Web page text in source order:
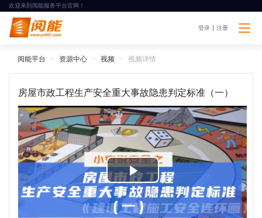
欢迎来到阅能服务平台官网！
登录 注册
阅能平台 资源中心 视频 视频详情
房屋市政工程生产安全重大事故隐患判定标准（一）
P
l